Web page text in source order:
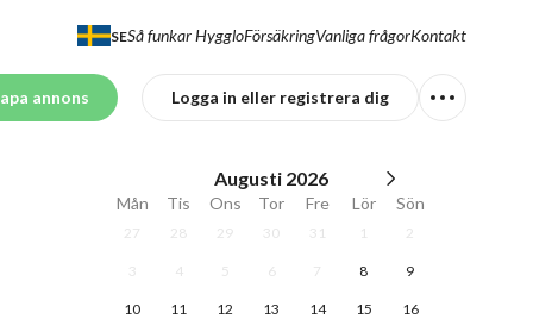
SESå funkar HyggloFörsäkringVanliga frågorKontakt
annons Logga in eller registrera dig
Augusti 2026
Mån Tis Ons Tor Fre Lör Sön
27 28 29 30 31 1 2
3 4 5 6 7 8 9
10 11 12 13 14 15 16